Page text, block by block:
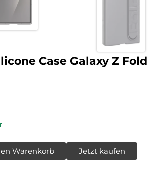
Case Galaxy Z Fold
Warenkorb Jetzt kaufen